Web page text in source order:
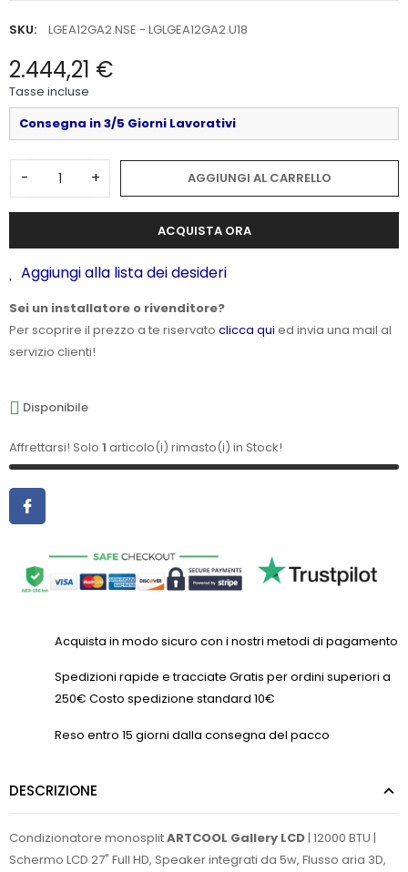
SKU: LGEA12GA2.NSE - LGLGEA12GA2.U18
2.444,21 €
Tasse incluse
Consegna in 3/5 Giorni Lavorativi
- + AGGIUNGI AL CARRELLO
ACQUISTA ORA
Aggiungi alla lista dei desideri
Sei un installatore o rivenditore?
Per scoprire il prezzo a te riservato clicca qui ed invia una mail al
servizio clienti!
Disponibile
Affrettarsi! Solo 1 articolo(i) rimasto(i) in Stock!
Acquista in modo sicuro con i nostri metodi di pagamento
Spedizioni rapide e tracciate Gratis per ordini superiori a
250€ Costo spedizione standard 10€
Reso entro 15 giorni dalla consegna del pacco
DESCRIZIONE
Condizionatore monosplitARTCOOL Gallery LCD| 12000 BTU |
Schermo LCD 27" Full HD, Speaker integrati da 5w, Flusso aria 3D,